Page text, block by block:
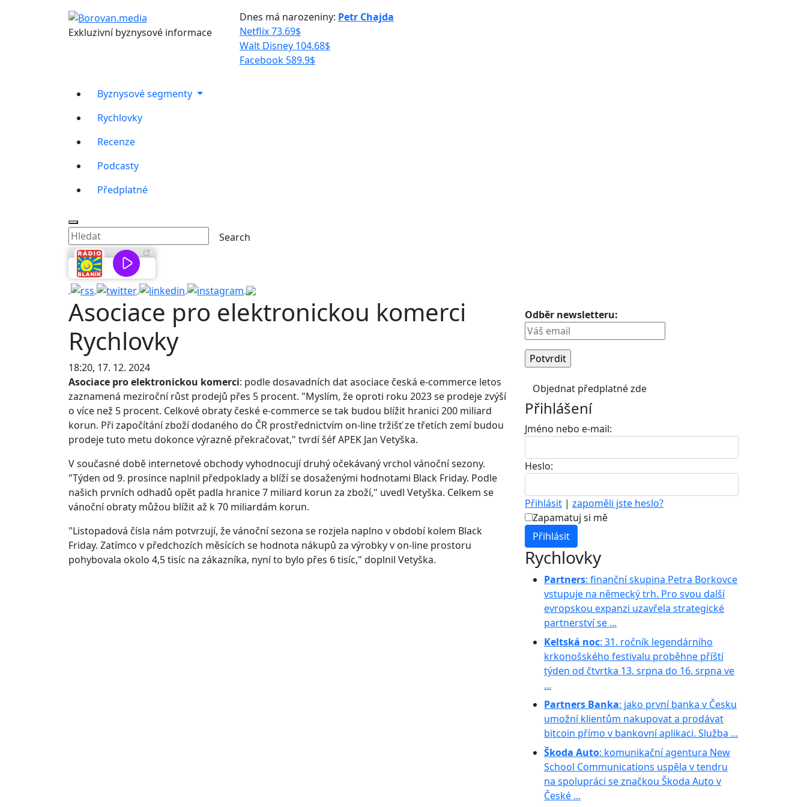
Exkluzivní byznysové informace
Dnes má narozeniny: Petr Chajda
Netflix73.69$
Walt Disney 104.68$
Facebook 589.9$
Byznysové segmenty
Rychlovky
Recenze
Podcasty
Předplatné
Asociace pro elektronickou komerci
Rychlovky
18:20, 17. 12. 2024
Asociace pro elektronickou komerci: podle dosavadních dat asociace česká e-commerce letos
zaznamená meziroční růst prodejů přes 5 procent. "Myslím, že oproti roku 2023 se prodeje zvýší
o více než 5 procent. Celkové obraty české e-commerce se tak budou blížit hranici 200 miliard
korun. Při započítání zboží dodaného do ČR prostřednictvím on-line tržišť ze třetích zemí budou
prodeje tuto metu dokonce výrazně překračovat," tvrdí šéf APEK Jan Vetyška.
V současné době internetové obchody vyhodnocují druhý očekávaný vrchol vánoční sezony.
"Týden od 9. prosince naplnil předpoklady a blíží se dosaženými hodnotami Black Friday. Podle
našich prvních odhadů opět padla hranice 7 miliard korun za zboží," uvedl Vetyška. Celkem se
vánoční obraty můžou blížit až k 70 miliardám korun.
"Listopadová čísla nám potvrzují, že vánoční sezona se rozjela naplno v období kolem Black
Friday. Zatímco v předchozích měsících se hodnota nákupů za výrobky v on-line prostoru
pohybovala okolo 4,5 tisíc na zákazníka, nyní to bylo přes 6 tisíc," doplnil Vetyška.
Odběr newsletteru:
Objednat předplatné zde
Přihlášení
Jméno nebo e-mail:
Heslo:
Přihlásit | zapoměli jste heslo?
Zapamatuj si mě
Rychlovky
Partners: finanční skupina Petra Borkovce
vstupuje na německý trh. Pro svou další
evropskou expanzi uzavřela strategické
partnerství se ...
Keltská noc: 31. ročník legendárního
krkonošského festivalu proběhne příští
týden od čtvrtka 13. srpna do 16. srpna ve
...
Partners Banka: jako první banka v Česku
umožní klientům nakupovat a prodávat
bitcoin přímo v bankovní aplikaci. Služba ...
Škoda Auto: komunikační agentura New
School Communications uspěla v tendru
na spolupráci se značkou Škoda Auto v
České ...